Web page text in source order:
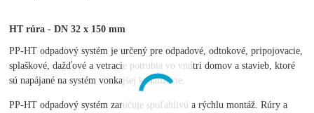
HT rúra - DN 32 x 150 mm
PP-HT odpadový systém je určený pre odpadové, odtokové, pripojovacie,
splaškové, dažďové a vetracie potrubia vo vnútri domov a stavieb, ktoré
sú napájané na systém vonkajšej kanalizácie.
PP-HT odpadový systém zaručuje spoľahlivú a rýchlu montáž. Rúry a